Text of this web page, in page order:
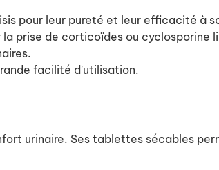
pour leur pureté et leur efficacité à
prise de corticoïdes ou
facilité d'utilisation.
urinaire. Ses tablettes sécables